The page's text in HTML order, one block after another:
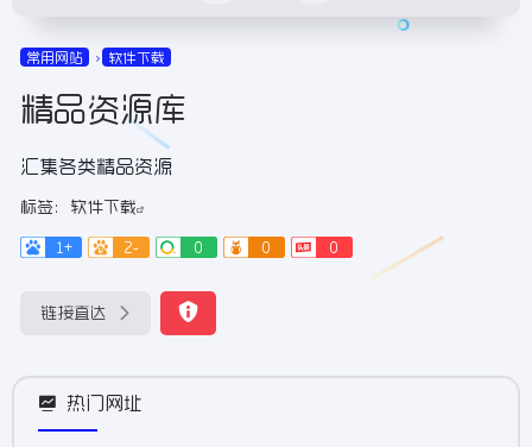
常用网站 软件下载
精品资源库
汇集各类精品资源
标签： 软件下载
1+ 2- 0 0 0
链接直达
热门网址